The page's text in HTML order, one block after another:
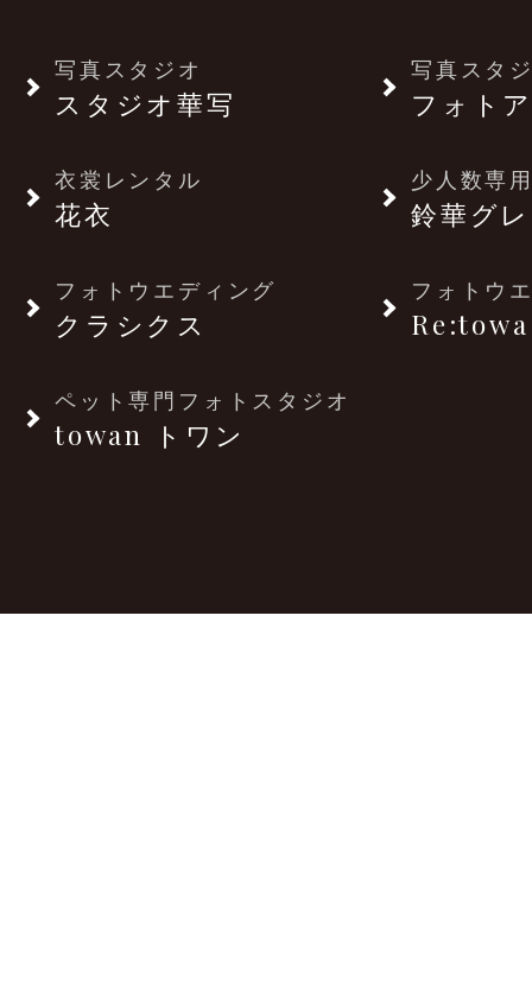
写真スタジオ
スタジオ華写
写真スタ
フォト
衣裳レンタル
花衣
少人数専
鈴華グ
フォトウエディング
クラシクス
フォトウ
Re:towa
ペット専門フォトスタジオ
towan トワン